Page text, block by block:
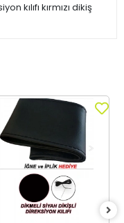
kılıfı kırmızı dikiş